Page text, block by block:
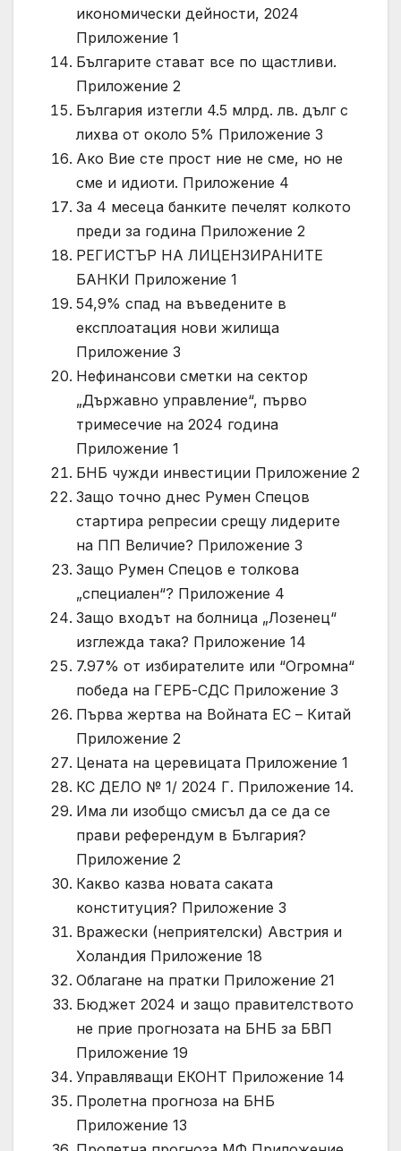
икономически дейности, 2024
Приложение 1
Българите стават все по щастливи.
Приложение 2
България изтегли 4.5 млрд. лв. дълг с
лихва от около 5% Приложение 3
Ако Вие сте прост ние не сме, но не
сме и идиоти. Приложение 4
За 4 месеца банките печелят колкото
преди за година Приложение 2
РЕГИСТЪР НА ЛИЦЕНЗИРАНИТЕ
БАНКИ Приложение 1
54,9% спад на въведените в
експлоатация нови жилища
Приложение 3
Нефинансови сметки на сектор
„Държавно управление“, първо
тримесечие на 2024 година
Приложение 1
БНБ чужди инвестиции Приложение 2
Защо точно днес Румен Спецов
стартира репресии срещу лидерите
на ПП Величие? Приложение 3
Защо Румен Спецов е толкова
„специален“? Приложение 4
Защо входът на болница „Лозенец“
изглежда така? Приложение 14
7.97% от избирателите или “Огромна“
победа на ГЕРБ-СДС Приложение 3
Първа жертва на Войната ЕС – Китай
Приложение 2
Цената на церевицата Приложение 1
КС ДЕЛО № 1/ 2024 Г. Приложение 14.
Има ли изобщо смисъл да се да се
прави референдум в България?
Приложение 2
Какво казва новата саката
конституция? Приложение 3
Вражески (неприятелски) Австрия и
Холандия Приложение 18
Облагане на пратки Приложение 21
Бюджет 2024 и защо правителството
не прие прогнозата на БНБ за БВП
Приложение 19
Управляващи ЕКОНТ Приложение 14
Пролетна прогноза на БНБ
Приложение 13